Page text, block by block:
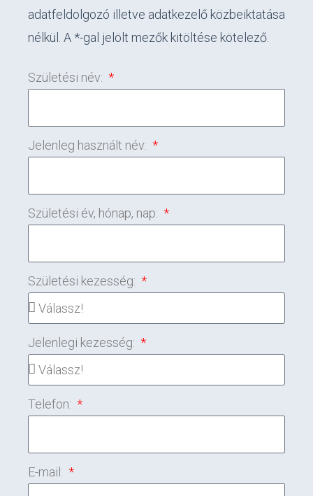
adatfeldolgozó illetve adatkezelő közbeiktatása
nélkül. A *-gal jelölt mezők kitöltése kötelező.
Születési név:
Jelenleg használt név:
Születési év, hónap, nap:
Születési kezesség:
Jelenlegi kezesség:
Telefon:
E-mail: